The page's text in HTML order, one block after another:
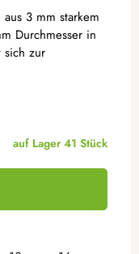
auf Lager 41 Stück
3 mm starkem
Durchmesser in
sich zur